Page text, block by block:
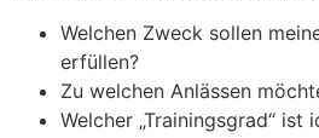
Welchen Zweck sollen
erfüllen?
Zu welchen Anlässen
Welcher „Trainingsgrad“ ist